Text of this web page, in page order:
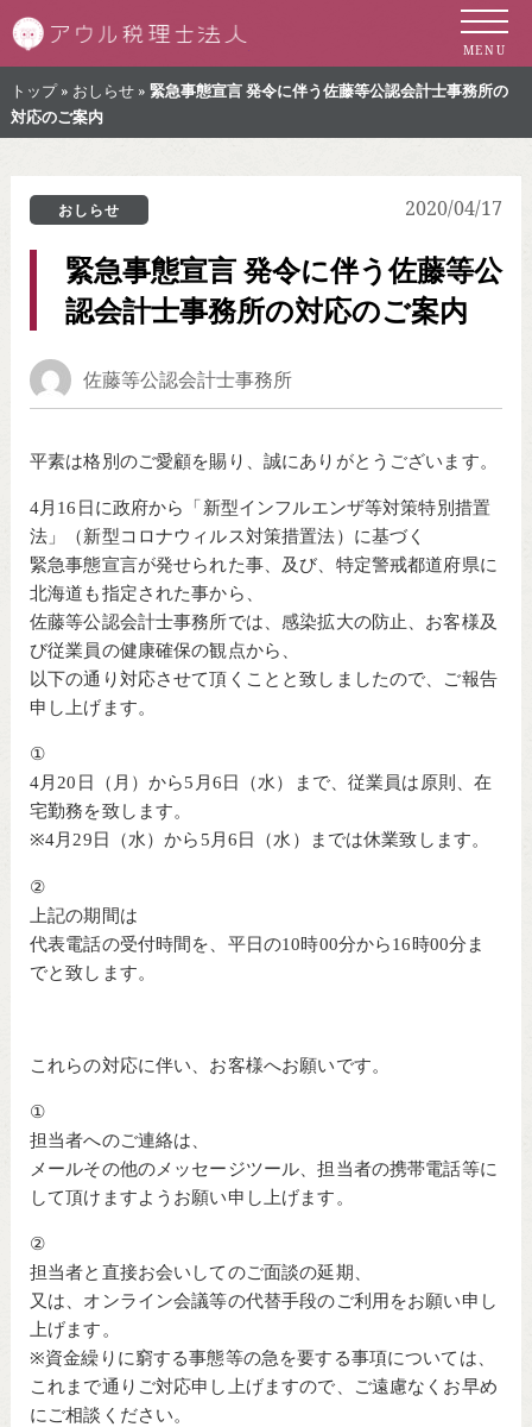
札幌市の税理
MENU
トップ» おしらせ» 緊急事態宣言 発令に伴う佐藤等公認会計士事務所の
対応のご案内
おしらせ 2020/04/17
緊急事態宣言 発令に伴う佐藤等公
認会計士事務所の対応のご案内
佐藤等公認会計士事務所
平素は格別のご愛顧を賜り、誠にありがとうございます。
4月16日に政府から「新型インフルエンザ等対策特別措置
法」（新型コロナウィルス対策措置法）に基づく
緊急事態宣言が発せられた事、及び、特定警戒都道府県に
北海道も指定された事から、
佐藤等公認会計士事務所では、感染拡大の防止、お客様及
び従業員の健康確保の観点から、
以下の通り対応させて頂くことと致しましたので、ご報告
申し上げます。
①
4月20日（月）から5月6日（水）まで、従業員は原則、在
宅勤務を致します。
※4月29日（水）から5月6日（水）までは休業致します。
②
上記の期間は
代表電話の受付時間を、平日の10時00分から16時00分ま
でと致します。
これらの対応に伴い、お客様へお願いです。
①
担当者へのご連絡は、
メールその他のメッセージツール、担当者の携帯電話等に
して頂けますようお願い申し上げます。
②
担当者と直接お会いしてのご面談の延期、
又は、オンライン会議等の代替手段のご利用をお願い申し
上げます。
※資金繰りに窮する事態等の急を要する事項については、
これまで通りご対応申し上げますので、ご遠慮なくお早め
にご相談ください。